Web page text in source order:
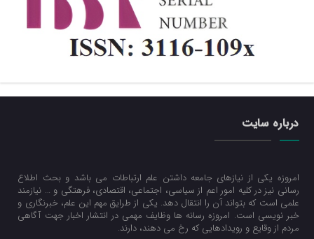
درباره سایت
امروزه یکی از نیازهای جامعه داشتن علم ارتباطات می باشد و بحث اطلاع
رسانی نیز در کلیه امور اعم از سیاسی، اجتماعی، اقتصادی، فرهتگی و … نیازمند
علمی است که بتواند آن را انتقال دهد. یکی از طرایق مهم این علم، خبرنگاری و
خبر نویسی است. امروزه رسانه ها وظایف مهمی در انتشار اخبار جهت آگاهی
مردم از وقایع و رویدادهایی که رخ می دهند، دارند.